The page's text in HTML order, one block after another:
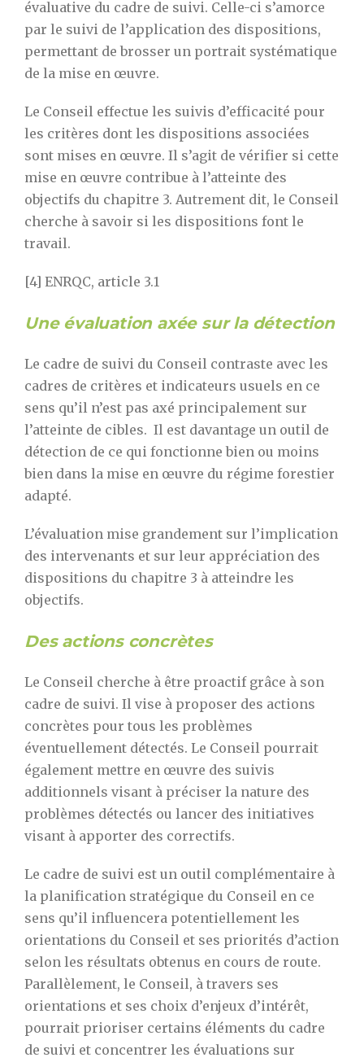
évaluative du cadre de suivi. Celle-ci s’amorce
par le suivi de l’application des dispositions,
permettant de brosser un portrait systématique
de la mise en œuvre.
Le Conseil effectue les suivis d’efficacité pour
les critères dont les dispositions associées
sont mises en œuvre. Il s’agit de vérifier si cette
mise en œuvre contribue à l’atteinte des
objectifs du chapitre 3. Autrement dit, le Conseil
cherche à savoir si les dispositions font le
travail.
[4] ENRQC, article 3.1
Une évaluation axée sur la détection
Le cadre de suivi du Conseil contraste avec les
cadres de critères et indicateurs usuels en ce
sens qu’il n’est pas axé principalement sur
l’atteinte de cibles. Il est davantage un outil de
détection de ce qui fonctionne bien ou moins
bien dans la mise en œuvre du régime forestier
adapté.
L’évaluation mise grandement sur l’implication
des intervenants et sur leur appréciation des
dispositions du chapitre 3 à atteindre les
objectifs.
Des actions concrètes
Le Conseil cherche à être proactif grâce à son
cadre de suivi. Il vise à proposer des actions
concrètes pour tous les problèmes
éventuellement détectés. Le Conseil pourrait
également mettre en œuvre des suivis
additionnels visant à préciser la nature des
problèmes détectés ou lancer des initiatives
visant à apporter des correctifs.
Le cadre de suivi est un outil complémentaire à
la planification stratégique du Conseil en ce
sens qu’il influencera potentiellement les
orientations du Conseil et ses priorités d’action
selon les résultats obtenus en cours de route.
Parallèlement, le Conseil, à travers ses
orientations et ses choix d’enjeux d’intérêt,
pourrait prioriser certains éléments du cadre
de suivi et concentrer les évaluations sur